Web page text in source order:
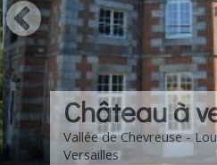
Château à
Vallée de Chevreuse -
Versailles